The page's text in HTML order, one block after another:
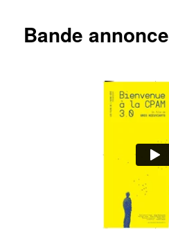
Bande annonce